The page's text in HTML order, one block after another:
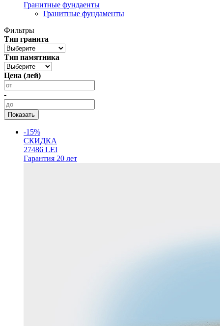
Гранитные фундаенты
Гранитные фундаменты
Фильтры
Тип гранита
Тип памятника
Цена (лей)
-
-15%
СКИДКА
27486 LEI
Гарантия 20 лет